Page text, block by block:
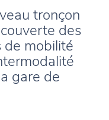
tronçon
des
mobilité
gare de